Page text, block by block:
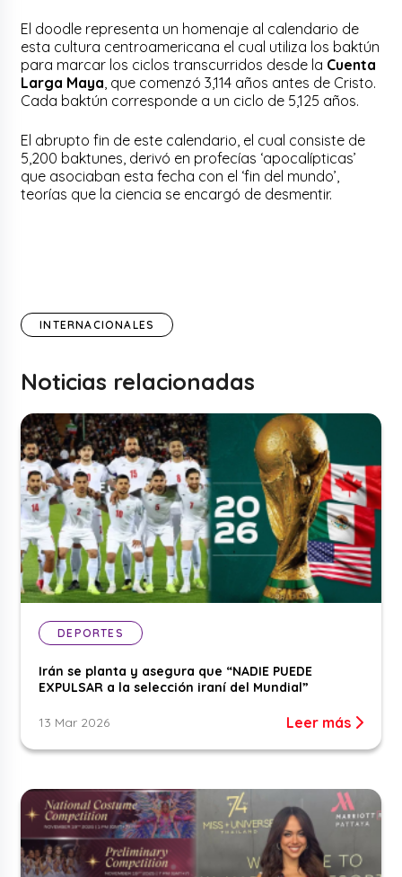
El doodle representa un homenaje al calendario de
esta cultura centroamericana el cual utiliza los baktún
para marcar los ciclos transcurridos desde la Cuenta
Larga Maya, que comenzó 3,114 años antes de Cristo.
Cada baktún corresponde a un ciclo de 5,125 años.
El abrupto fin de este calendario, el cual consiste de
5,200 baktunes, derivó en profecías ‘apocalípticas’
que asociaban esta fecha con el ‘fin del mundo’,
teorías que la ciencia se encargó de desmentir.
INTERNACIONALES
Noticias relacionadas
DEPORTES
Irán se planta y asegura que “NADIE PUEDE
EXPULSAR a la selección iraní del Mundial”
13 Mar 2026 Leer más